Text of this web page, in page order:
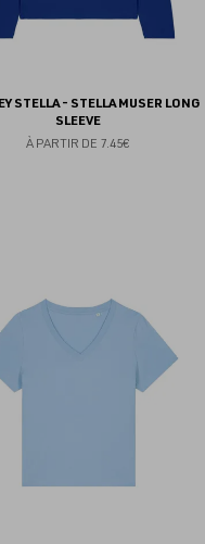
STELLA - STELLA MUSER LONG
SLEEVE
À PARTIR DE 7.45€